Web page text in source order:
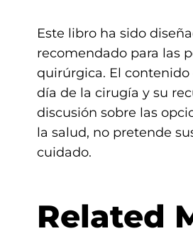
Este libro ha sido
recomendado para las
quirúrgica. El contenido
día de la cirugía y su
discusión sobre las
la salud, no pretende
cuidado.
Related